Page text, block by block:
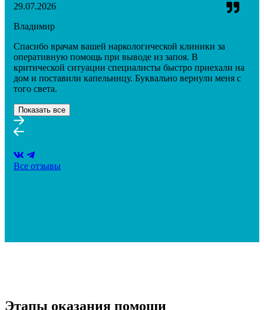
29.07.2026
Владимир
Спасибо врачам вашей наркологической клиники за
оперативную помощь при выводе из запоя. В
критической ситуации специалисты быстро приехали на
дом и поставили капельницу. Буквально вернули меня с
того света.
Показать все
Все отзывы
Этапы оказания помощи